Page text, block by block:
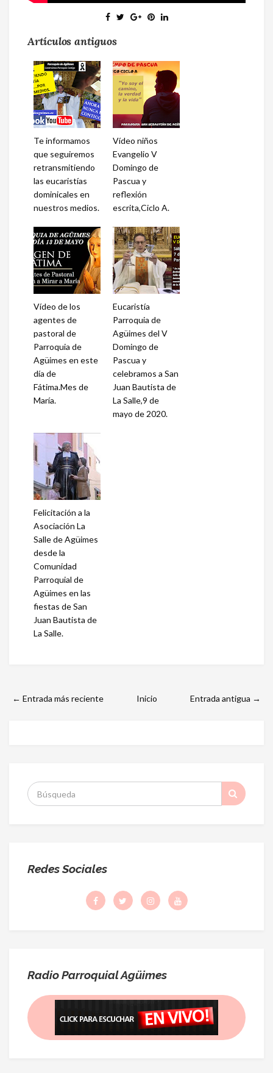
Artículos antiguos
Te informamos
que seguiremos
retransmitiendo
las eucaristías
dominicales en
nuestros medios.
Vídeo niños
Evangelio V
Domingo de
Pascua y
reflexión
escrita,Ciclo A.
Vídeo de los
agentes de
pastoral de
Parroquia de
Agüimes en este
día de
Fátima.Mes de
María.
Eucaristía
Parroquia de
Agüimes del V
Domingo de
Pascua y
celebramos a San
Juan Bautista de
La Salle,9 de
mayo de 2020.
Felicitación a la
Asociación La
Salle de Agüimes
desde la
Comunidad
Parroquial de
Agüimes en las
fiestas de San
Juan Bautista de
La Salle.
← Entrada más reciente Entrada antigua →
Inicio
S
:
Redes Sociales
Radio Parroquial Agüimes